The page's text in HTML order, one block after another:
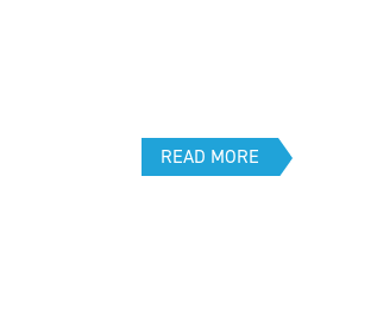
READ MORE